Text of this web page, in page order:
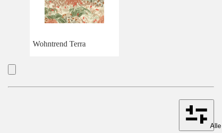
Wohntrend Terra